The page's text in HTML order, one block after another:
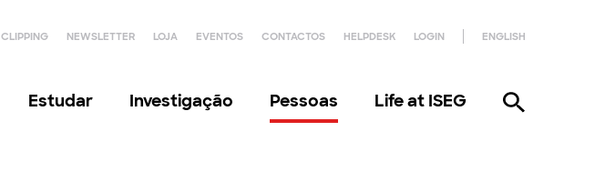
CLIPPING NEWSLETTER LOJA EVENTOS CONTACTOS HELPDESK LOGIN ENGLISH
Estudar Investigação Pessoas Life at ISEG